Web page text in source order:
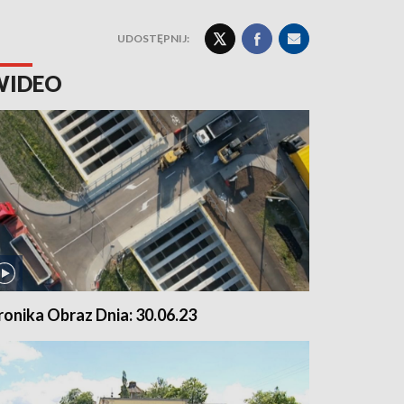
UDOSTĘPNIJ:
Obraz Dnia: 30.06.23